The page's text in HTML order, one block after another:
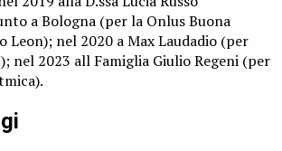
a Bologna (per la Onlus Buona
Leon); nel 2020 a Max Laudadio (per
nel 2023 all Famiglia Giulio Regeni (per